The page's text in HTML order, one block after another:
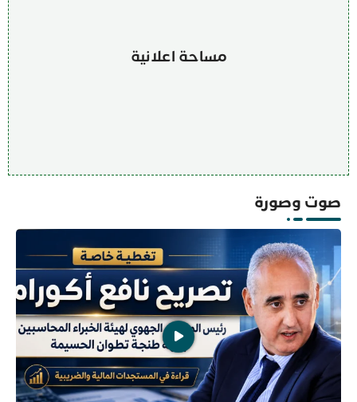
مساحة اعلانية
صوت وصورة